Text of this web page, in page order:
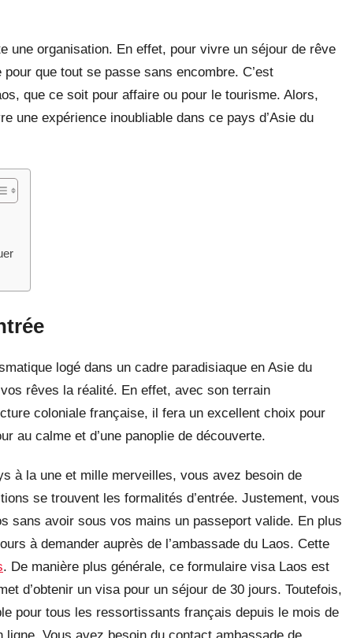
une organisation. En effet, pour vivre un séjour de rêve
que tout se passe sans encombre. C’est
que ce soit pour affaire ou pour le tourisme. Alors,
une expérience inoubliable dans ce pays d’Asie du
logé dans un cadre paradisiaque en Asie du
rêves la réalité. En effet, avec son terrain
coloniale française, il fera un excellent choix pour
au calme et d’une panoplie de découverte.
à la une et mille merveilles, vous avez besoin de
se trouvent les formalités d’entrée. Justement, vous
sans avoir sous vos mains un passeport valide. En plus
à demander auprès de l’ambassade du Laos. Cette
. De manière plus générale, ce formulaire visa Laos est
d’obtenir un visa pour un séjour de 30 jours. Toutefois,
pour tous les ressortissants français depuis le mois de